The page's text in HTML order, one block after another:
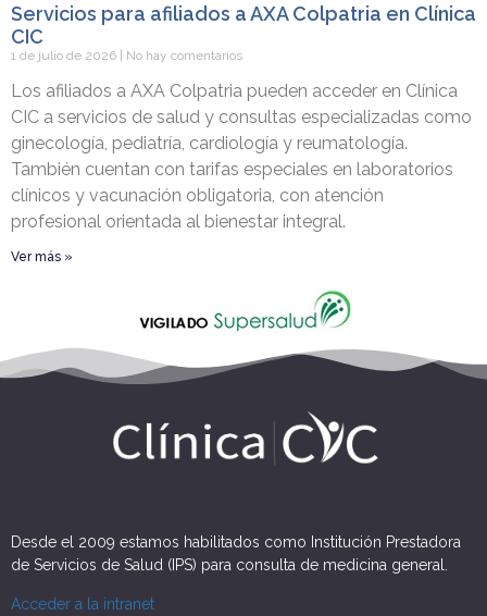
Servicios para afiliados a AXA Colpatria en Clínica
CIC
1 de julio de 2026 No hay comentarios
Los afiliados a AXA Colpatria pueden acceder en Clínica
CIC a servicios de salud y consultas especializadas como
ginecología, pediatría, cardiología y reumatología.
También cuentan con tarifas especiales en laboratorios
clínicos y vacunación obligatoria, con atención
profesional orientada al bienestar integral.
Ver más »
Desde el 2009 estamos habilitados como Institución Prestadora
de Servicios de Salud (IPS) para consulta de medicina general.
Acceder a la intranet